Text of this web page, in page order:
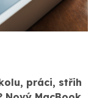
práci, střih